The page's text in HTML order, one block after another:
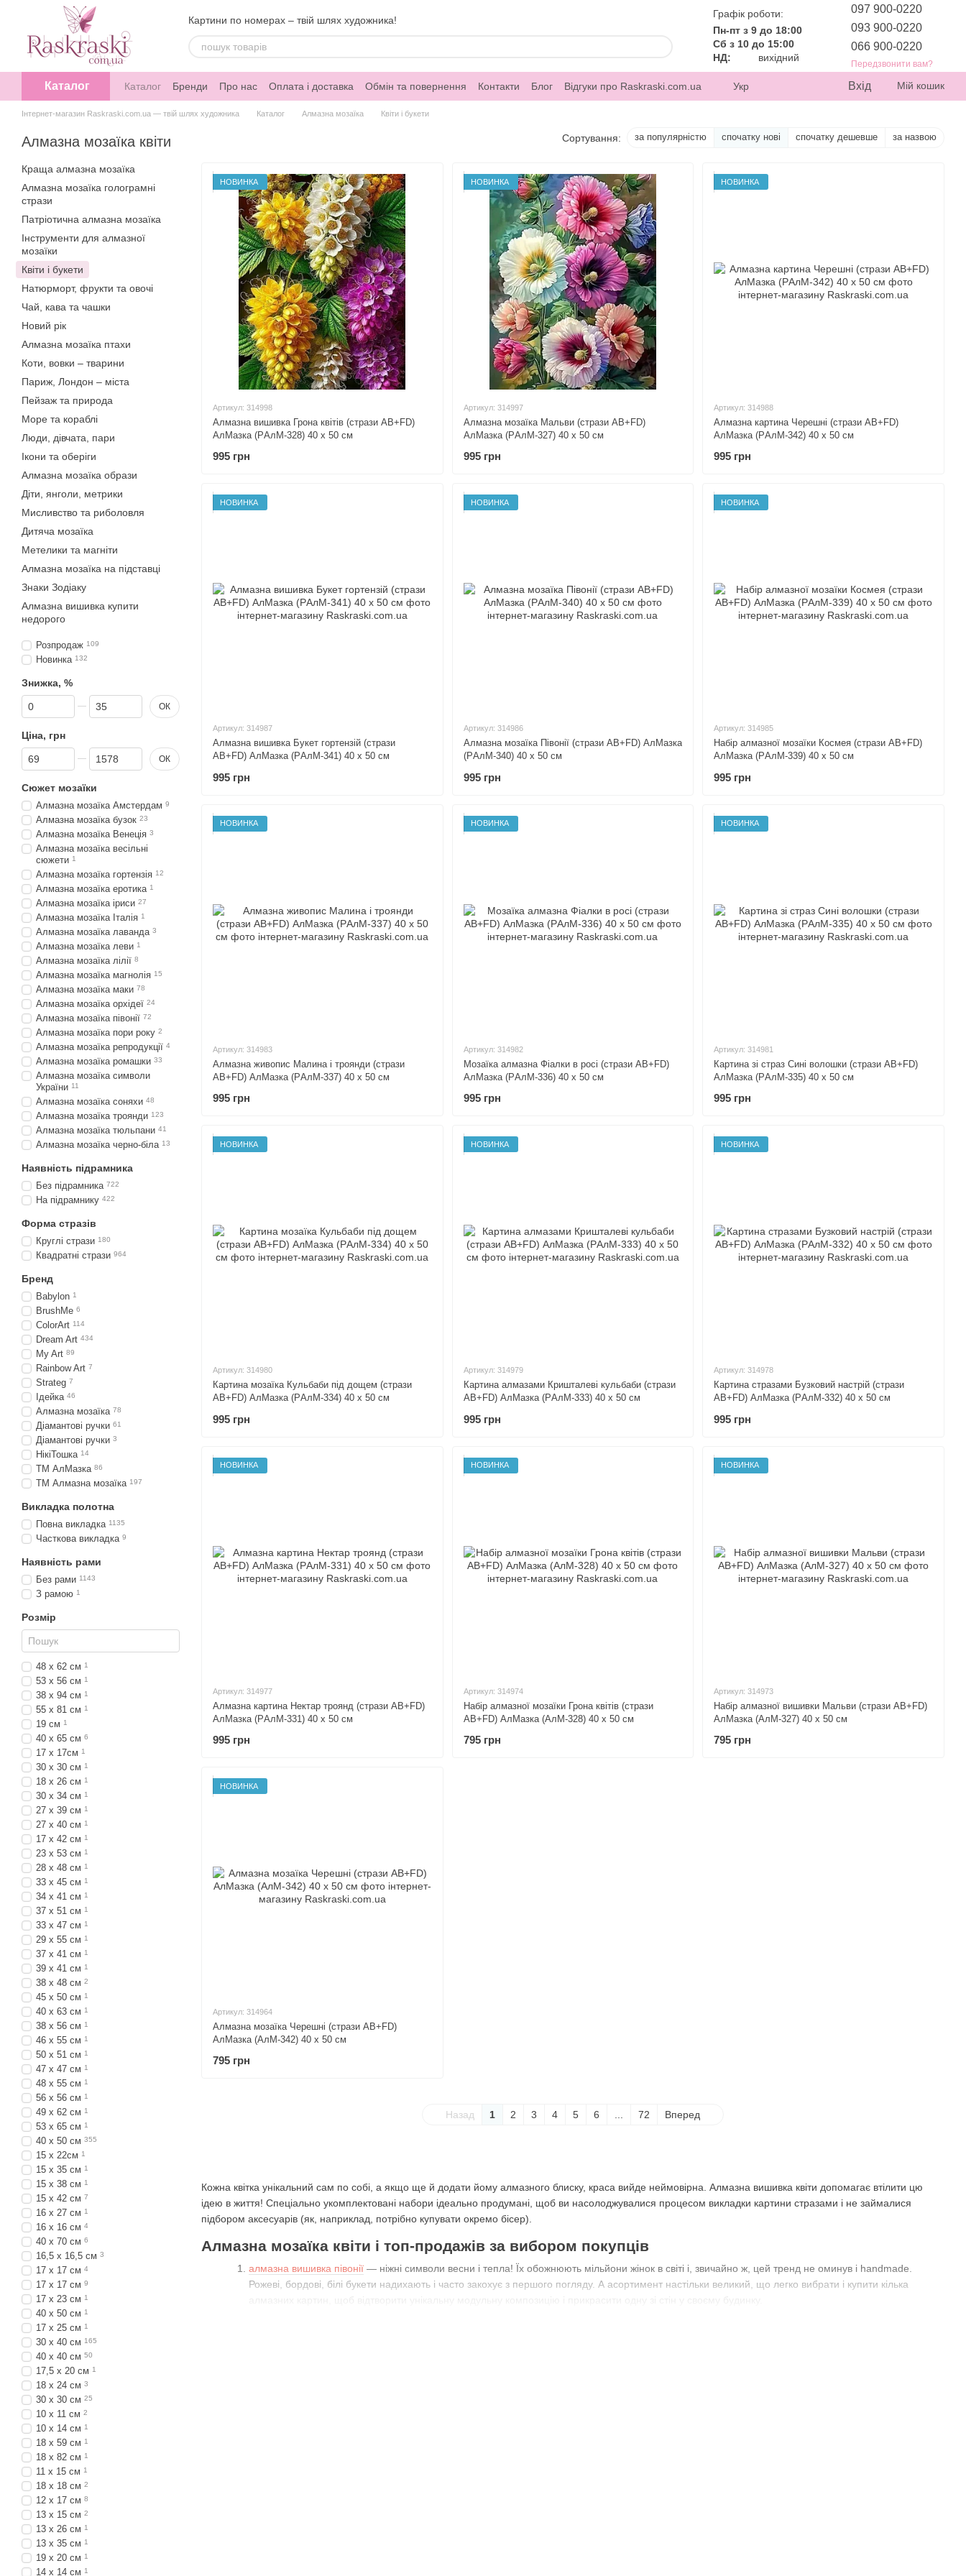
Перейти до основного контенту
Картини по номерах – твій шлях художника!
Графік роботи:
Пн-пт з 9 до 18:00
Сб з 10 до 15:00
НД:
вихідний
097 900-0220
093 900-0220
066 900-0220
Передзвонити вам?
Каталог Каталог Бренди Про нас Оплата і доставка Обмін та повернення Контакти Блог Відгуки про Raskraski.com.ua Укр Вхід Мій кошик
Інтернет-магазин Raskraski.com.ua — твій шлях художника Каталог Алмазна мозаїка Квіти і букети
Алмазна мозаїка квіти Сортування: за популярністю спочатку нові спочатку дешевше за назвою
Кожна квітка унікальний сам по собі, а якщо ще й додати йому алмазного блиску, краса вийде неймовірна. Алмазна вишивка квіти допомагає втілити цю
ідею в життя! Спеціально укомплектовані набори ідеально продумані, щоб ви насолоджувалися процесом викладки картини стразами і не займалися
підбором аксесуарів (як, наприклад, потрібно купувати окремо бісер).
Алмазна мозаїка квіти і топ-продажів за вибором покупців
алмазна вишивка півонії — ніжні символи весни і тепла! Їх обожнюють мільйони жінок в світі і, звичайно ж, цей тренд не оминув і handmade.
Рожеві, бордові, білі букети надихають і часто закохує з першого погляду. А асортимент настільки великий, що легко вибрати і купити кілька
алмазних картин, щоб відтворити унікальну модульну композицію і прикрасити одну зі стін у своєму будинку.
НОВИНКА
Артикул: 314998
Алмазна вишивка Грона квітів (стрази AB+FD)
АлМазка (PАлМ-328) 40 х 50 см
995 грн
НОВИНКА
Артикул: 314997
Алмазна мозаїка Мальви (стрази AB+FD)
АлМазка (PАлМ-327) 40 х 50 см
995 грн
НОВИНКА
Артикул: 314988
Алмазна картина Черешні (стрази AB+FD)
АлМазка (PАлМ-342) 40 х 50 см
995 грн
НОВИНКА
Артикул: 314987
Алмазна вишивка Букет гортензій (стрази
AB+FD) АлМазка (PАлМ-341) 40 х 50 см
995 грн
НОВИНКА
Артикул: 314986
Алмазна мозаїка Півонії (стрази AB+FD) АлМазка
(PАлМ-340) 40 х 50 см
995 грн
НОВИНКА
Артикул: 314985
Набір алмазної мозаїки Космея (стрази AB+FD)
АлМазка (PАлМ-339) 40 х 50 см
995 грн
НОВИНКА
Артикул: 314983
Алмазна живопис Малина і троянди (стрази
AB+FD) АлМазка (PАлМ-337) 40 х 50 см
995 грн
НОВИНКА
Артикул: 314982
Мозаїка алмазна Фіалки в росі (стрази AB+FD)
АлМазка (PАлМ-336) 40 х 50 см
995 грн
НОВИНКА
Артикул: 314981
Картина зі страз Сині волошки (стрази AB+FD)
АлМазка (PАлМ-335) 40 х 50 см
995 грн
НОВИНКА
Артикул: 314980
Картина мозаїка Кульбаби під дощем (стрази
AB+FD) АлМазка (PАлМ-334) 40 х 50 см
995 грн
НОВИНКА
Артикул: 314979
Картина алмазами Кришталеві кульбаби (стрази
AB+FD) АлМазка (PАлМ-333) 40 х 50 см
995 грн
НОВИНКА
Артикул: 314978
Картина стразами Бузковий настрій (стрази
AB+FD) АлМазка (PАлМ-332) 40 х 50 см
995 грн
НОВИНКА
Артикул: 314977
Алмазна картина Нектар троянд (стрази AB+FD)
АлМазка (PАлМ-331) 40 х 50 см
995 грн
НОВИНКА
Артикул: 314974
Набір алмазної мозаїки Грона квітів (стрази
AB+FD) АлМазка (АлМ-328) 40 х 50 см
795 грн
НОВИНКА
Артикул: 314973
Набір алмазної вишивки Мальви (стрази AB+FD)
АлМазка (АлМ-327) 40 х 50 см
795 грн
НОВИНКА
Артикул: 314964
Алмазна мозаїка Черешні (стрази AB+FD)
АлМазка (АлМ-342) 40 х 50 см
795 грн
Назад 1 2 3 4 5 6 ... 72 Вперед
Краща алмазна мозаїка
Алмазна мозаїка голограмні
стрази
Патріотична алмазна мозаїка
Інструменти для алмазної
мозаїки
Квіти і букети
Натюрморт, фрукти та овочі
Чай, кава та чашки
Новий рік
Алмазна мозаїка птахи
Коти, вовки – тварини
Париж, Лондон – міста
Пейзаж та природа
Море та кораблі
Люди, дівчата, пари
Ікони та оберіги
Алмазна мозаїка образи
Діти, янголи, метрики
Мисливство та риболовля
Дитяча мозаїка
Метелики та магніти
Алмазна мозаїка на підставці
Знаки Зодіаку
Алмазна вишивка купити
недорого
Розпродаж 109
Новинка 132
Знижка, %
Від Знижка, %
До Знижка, % ОК
Ціна, грн
Від Ціна, грн
До Ціна, грн ОК
Сюжет мозаїки
Алмазна мозаїка Амстердам 9
Алмазна мозаїка бузок 23
Алмазна мозаїка Венеція 3
Алмазна мозаїка весільні
сюжети 1
Алмазна мозаїка гортензія 12
Алмазна мозаїка еротика 1
Алмазна мозаїка іриси 27
Алмазна мозаїка Італія 1
Алмазна мозаїка лаванда 3
Алмазна мозаїка леви 1
Алмазна мозаїка лілії 8
Алмазна мозаїка магнолія 15
Алмазна мозаїка маки 78
Алмазна мозаїка орхідеї 24
Алмазна мозаїка півонії 72
Алмазна мозаїка пори року 2
Алмазна мозаїка репродукції 4
Алмазна мозаїка ромашки 33
Алмазна мозаїка символи
України 11
Алмазна мозаїка соняхи 48
Алмазна мозаїка троянди 123
Алмазна мозаїка тюльпани 41
Алмазна мозаїка черно-біла 13
Наявність підрамника
Без підрамника 722
На підрамнику 422
Форма стразів
Круглі стрази 180
Квадратні стрази 964
Бренд
Babylon 1
BrushMe 6
ColorArt 114
Dream Art 434
My Art 89
Rainbow Art 7
Strateg 7
Ідейка 46
Алмазна мозаїка 78
Діамантові ручки 61
Діамантові ручки 3
НікіТошка 14
ТМ АлМазка 86
ТМ Алмазна мозаїка 197
Викладка полотна
Повна викладка 1135
Часткова викладка 9
Наявність рами
Без рами 1143
З рамою 1
Розмір
48 х 62 см 1
53 х 56 см 1
38 х 94 см 1
55 х 81 см 1
19 см 1
40 х 65 см 6
17 х 17см 1
30 x 30 см 1
18 х 26 см 1
30 х 34 см 1
27 х 39 см 1
27 х 40 см 1
17 х 42 см 1
23 х 53 см 1
28 х 48 см 1
33 х 45 см 1
34 х 41 см 1
37 х 51 см 1
33 х 47 см 1
29 х 55 см 1
37 х 41 см 1
39 х 41 см 1
38 х 48 см 2
45 х 50 см 1
40 х 63 см 1
38 х 56 см 1
46 х 55 см 1
50 х 51 см 1
47 х 47 см 1
48 х 55 см 1
56 х 56 см 1
49 х 62 см 1
53 х 65 см 1
40 х 50 см 355
15 х 22см 1
15 х 35 см 1
15 х 38 см 1
15 х 42 см 7
16 x 27 см 1
16 х 16 см 4
40 х 70 см 6
16,5 х 16,5 см 3
17 x 17 см 4
17 х 17 см 9
17 х 23 см 1
40 x 50 см 1
17 х 25 см 1
30 х 40 см 165
40 х 40 см 50
17,5 х 20 см 1
18 x 24 см 3
30 х 30 см 25
10 х 11 см 2
10 х 14 см 1
18 x 59 см 1
18 x 82 см 1
11 х 15 см 1
18 х 18 см 2
12 х 17 см 8
13 х 15 см 2
13 х 26 см 1
13 х 35 см 1
19 х 20 см 1
14 х 14 см 1